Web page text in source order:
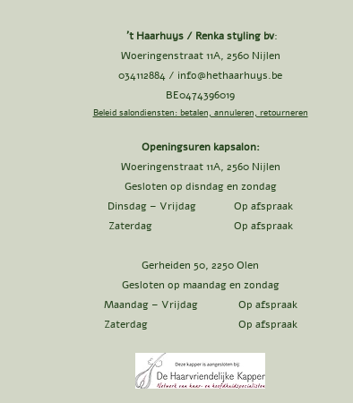
't Haarhuys / Renka styling bv:
Woeringenstraat 11A, 2560 Nijlen
034112884 / info@hethaarhuys.be
BE0474396019
Beleid salondiensten: betalen, annuleren, retourneren
Openingsuren kapsalon:
Woeringenstraat 11A, 2560 Nijlen
Gesloten op disndag en zondag
Dinsdag – Vrijdag Op afspraak
Zaterdag Op afspraak
Gerheiden 50, 2250 Olen
Gesloten op maandag en zondag
Maandag – Vrijdag Op afspraak
Zaterdag Op afspraak